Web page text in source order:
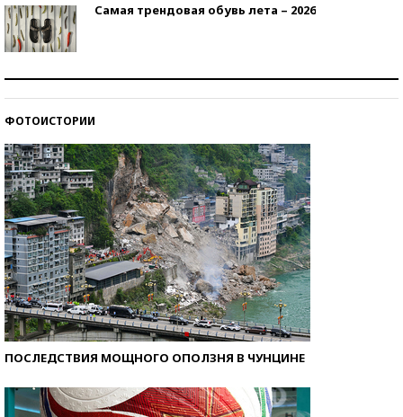
Самая трендовая обувь лета – 2026
ФОТОИСТОРИИ
ПОСЛЕДСТВИЯ МОЩНОГО ОПОЛЗНЯ В ЧУНЦИНЕ